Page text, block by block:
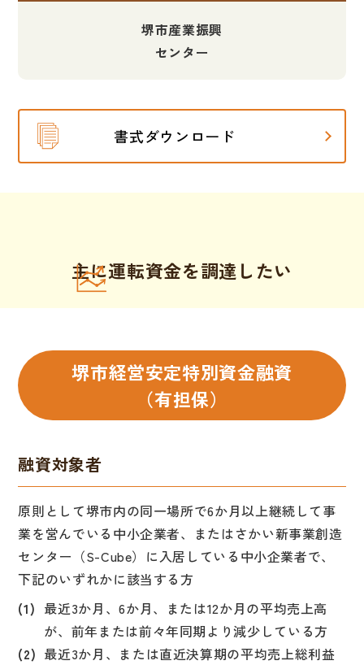
堺市産業振興
センター
書式ダウンロード
主に運転資金を調達したい
堺市経営安定特別資金融資
（有担保）
融資対象者
原則として堺市内の同一場所で6か月以上継続して事
業を営んでいる中小企業者、またはさかい新事業創造
センター（S-Cube）に入居している中小企業者で、
下記のいずれかに該当する方
最近3か月、6か月、または12か月の平均売上高
が、前年または前々年同期より減少している方
最近3か月、または直近決算期の平均売上総利益